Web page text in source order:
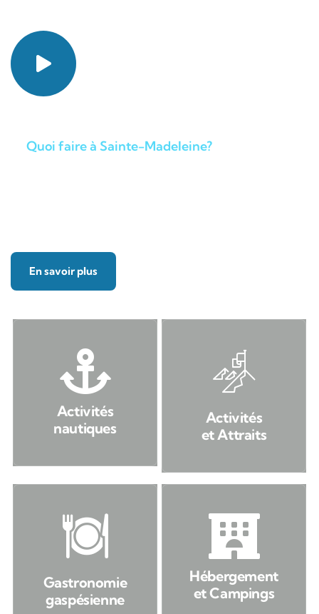
Quoi faire à Sainte-Madeleine?
En savoir plus
Activités
nautiques
Activités
et Attraits
Gastronomie
gaspésienne
Hébergement
et Campings